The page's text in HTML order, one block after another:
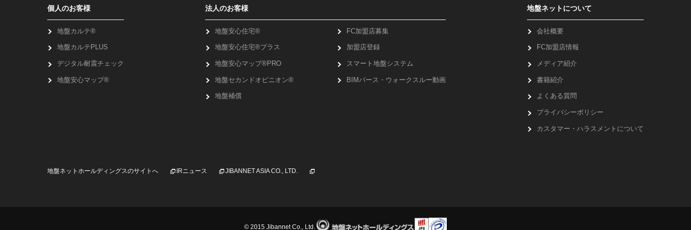
個人のお客様
地盤カルテ®
地盤カルテPLUS
デジタル耐震チェック
地盤安心マップ®
法人のお客様
地盤安心住宅®
地盤安心住宅®プラス
地盤安心マップ®PRO
地盤セカンド オピニオン®
地盤補償
FC加盟店募集
加盟店登録
スマート地盤システム
BIMパース・ウォークスルー動画
地盤ネットについて
会社概要
FC加盟店情報
メディア紹介
書籍紹介
よくある質問
プライバシーポリシー
カスタマー・ハラスメントについて
地盤ネットホールディングスのサイトへ IRニュース JIBANNET ASIA CO., LTD.
© 2015 Jibannet Co., Ltd.